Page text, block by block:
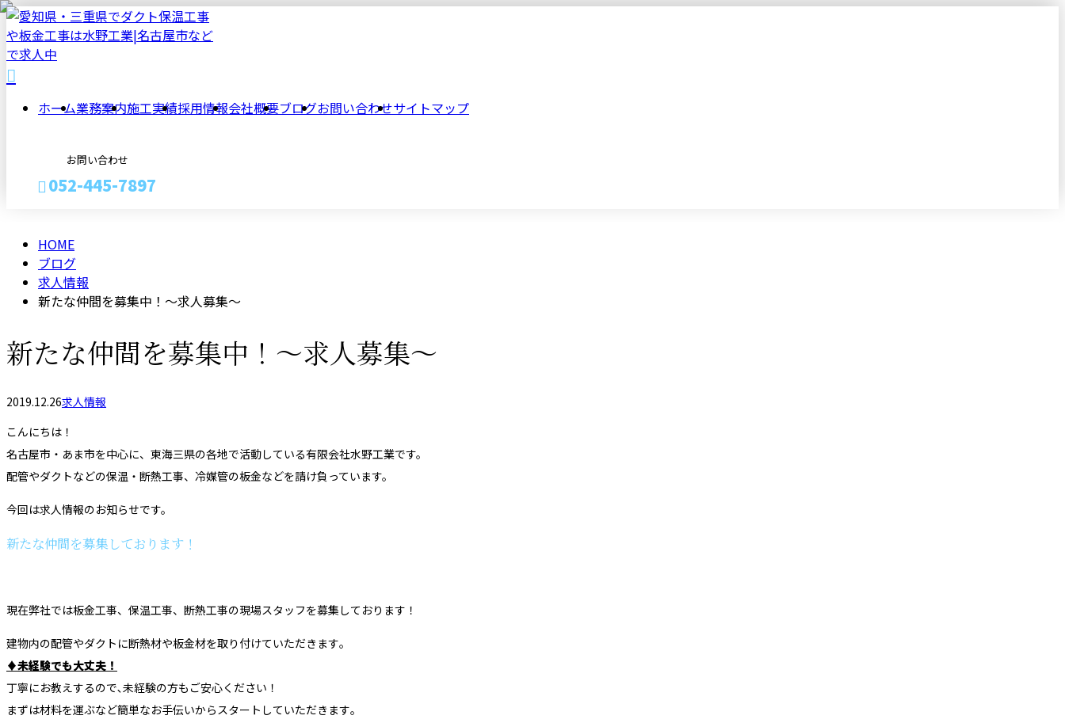
ホーム業務案内施工実績採用情報会社概要ブログお問い合わせサイトマップ
お問い合わせ
052-445-7897
お見積り
BLOG
HOME
ブログ
求人情報
新たな仲間を募集中！～求人募集～
新たな仲間を募集中！～求人募集～
2019.12.26求人情報
こんにちは！
名古屋市・あま市を中心に、東海三県の各地で活動している有限会社水野工業です。
配管やダクトなどの保温・断熱工事、冷媒管の板金などを請け負っています。
今回は求人情報のお知らせです。
新たな仲間を募集しております！
現在弊社では板金工事、保温工事、断熱工事の現場スタッフを募集しております！
建物内の配管やダクトに断熱材や板金材を取り付けていただきます｡
♦未経験でも大丈夫！
丁寧にお教えするので､未経験の方もご安心ください！
まずは材料を運ぶなど簡単なお手伝いからスタートしていただきます｡